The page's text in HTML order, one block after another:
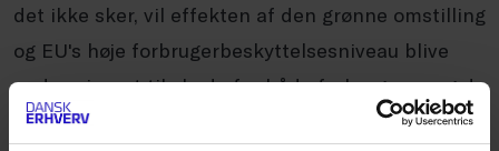
det ikke sker, vil effekten af den grønne omstilling
og EU's høje forbrugerbeskyttelsesniveau blive
undermineret til skade for både forbrugerne og de
danske og europæiske virksomheder.